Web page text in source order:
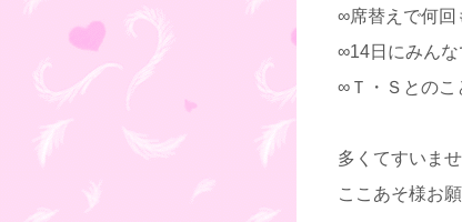
∞席替えで何回
∞14日にみん
∞Ｔ・Ｓとのこ
多くてすいませ
ここあそ様お